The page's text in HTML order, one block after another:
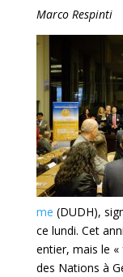
Marco Respinti
me (DUDH),
ce lundi. Cet
entier, mais le
des Nations à